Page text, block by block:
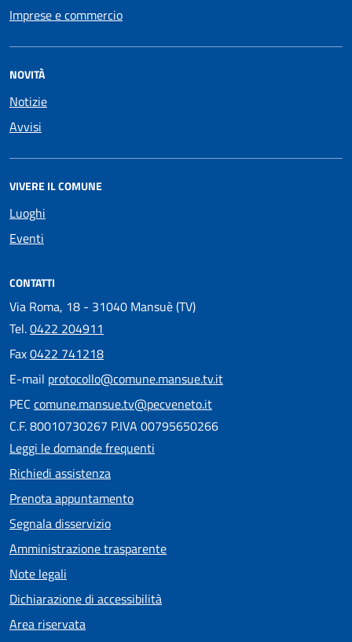
Imprese e commercio
NOVITÀ
Notizie
Avvisi
VIVERE IL COMUNE
Luoghi
Eventi
CONTATTI
Via Roma, 18 - 31040 Mansuè (TV)
Tel.0422 204911
Fax0422 741218
E-mail protocollo@comune.mansue.tv.it
PEC comune.mansue.tv@pecveneto.it
C.F. 80010730267 P.IVA 00795650266
Leggi le domande frequenti
Richiedi assistenza
Prenota appuntamento
Segnala disservizio
Amministrazione trasparente
Note legali
Dichiarazione di accessibilità
Area riservata